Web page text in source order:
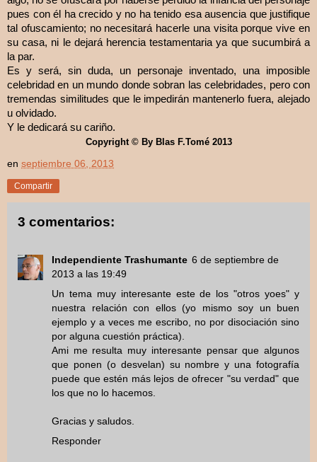
pues con él ha crecido y no ha tenido esa ausencia que justifique
tal ofuscamiento; no necesitará hacerle una visita porque vive en
su casa, ni le dejará herencia testamentaria ya que sucumbirá a
la par.
Es y será, sin duda, un personaje inventado, una imposible
celebridad en un mundo donde sobran las celebridades, pero con
tremendas similitudes que le impedirán mantenerlo fuera, alejado
u olvidado.
Y le dedicará su cariño.
Copyright © By Blas F.Tomé 2013
en septiembre 06, 2013
Compartir
3 comentarios:
Independiente Trashumante 6 de septiembre de
2013 a las 19:49
Un tema muy interesante este de los "otros yoes" y
nuestra relación con ellos (yo mismo soy un buen
ejemplo y a veces me escribo, no por disociación sino
por alguna cuestión práctica).
Ami me resulta muy interesante pensar que algunos
que ponen (o desvelan) su nombre y una fotografía
puede que estén más lejos de ofrecer "su verdad" que
los que no lo hacemos.
Gracias y saludos.
Responder